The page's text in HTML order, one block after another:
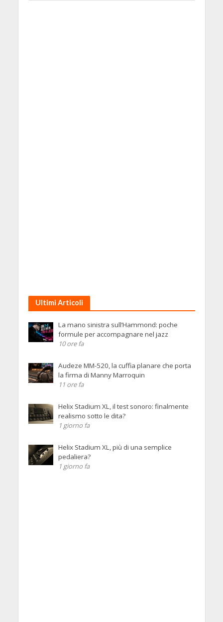
Ultimi Articoli
La mano sinistra sull’Hammond: poche
formule per accompagnare nel jazz
10 ore fa
Audeze MM-520, la cuffia planare che porta
la firma di Manny Marroquin
11 ore fa
Helix Stadium XL, il test sonoro: finalmente
realismo sotto le dita?
1 giorno fa
Helix Stadium XL, più di una semplice
pedaliera?
1 giorno fa